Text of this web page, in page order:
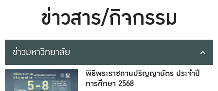
ข่าวสาร/กิจกรรม
ข่าวมหาวิทยาลัย
พิธีพระราชทานปริญญาบัตร ประจำปี
การศึกษา 2568